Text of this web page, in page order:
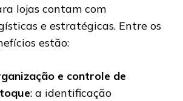
lojas contam com
e estratégicas. Entre os
estão:
e controle de
: a identificação